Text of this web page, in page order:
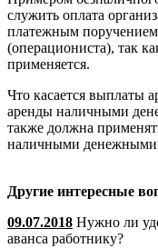
служить оплата
платежным поручением
(операциониста), так
применяется.
Что касается выплаты
аренды наличными
также должна
наличными денежными
Другие интересные
09.07.2018 Нужно ли
аванса работнику?